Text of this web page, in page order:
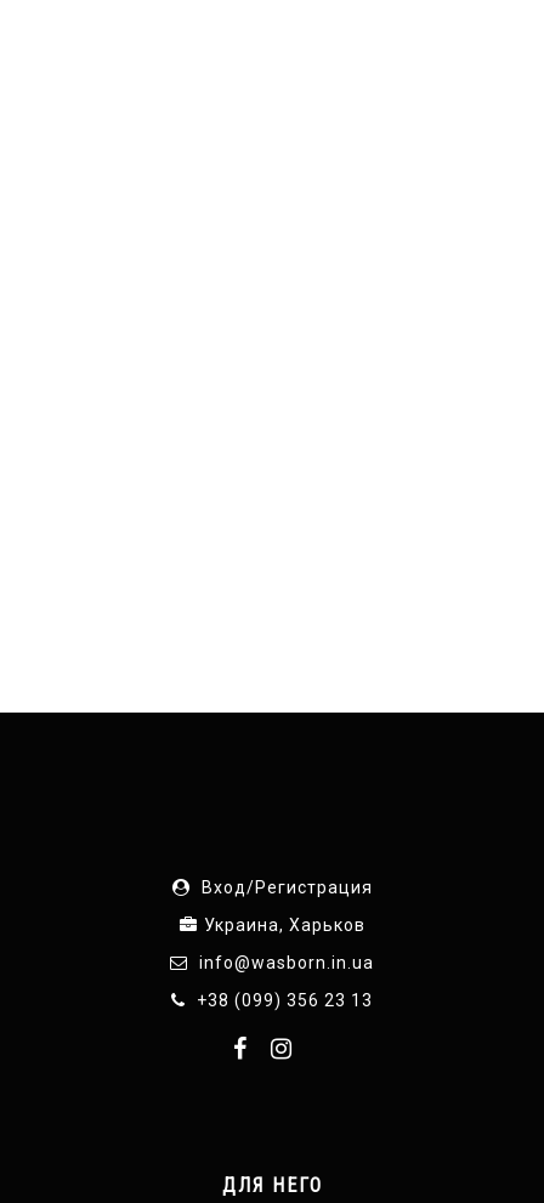
Вход/Регистрация
Украина, Харьков
info@wasborn.in.ua
+38 (099) 356 23 13
ДЛЯ НЕГО